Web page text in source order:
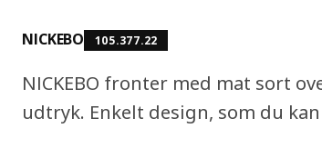
NICKEBO 105.377.22
NICKEBO fronter med mat sort
udtryk. Enkelt design, som du